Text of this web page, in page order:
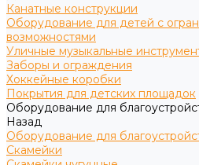
Канатные конструкции
Оборудование для детей с
возможностями
Уличные музыкальные
Заборы и ограждения
Хоккейные коробки
Покрытия для детских площадок
Оборудование для
Назад
Оборудование для
Скамейки